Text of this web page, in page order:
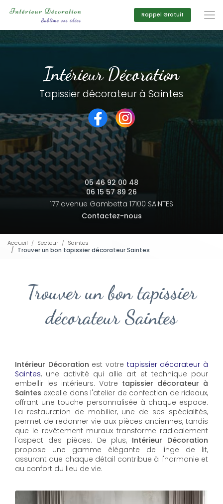
principal
Rappel Gratuit
Intérieur Décoration
Tapissier décorateur à Saintes
05 46 92 00 48
06 15 57 89 26
177 avenue Gambetta 17100 SAINTES
Contactez-nous
Accueil Secteur
Saintes
Trouver un bon tapissier décorateur Saintes
Trouver un bon tapissier
décorateur Saintes
Intérieur Décoration est votre tapissier décorateur à
Saintes, une activité qui allie art et technique pour
embellir les intérieurs. Votre tapissier décorateur à
Saintes excelle dans l'atelier de confection de rideaux,
offrant une touche personnalisée à chaque espace.
La restauration de mobilier, une de ses spécialités,
permet de redonner vie aux pièces anciennes, tandis
que le revêtement muraux transforme radicalement
l'aspect des pièces. De plus, Intérieur Décoration
propose une gamme élégante de linge de lit,
assurant que chaque détail contribue à l'harmonie et
au confort du lieu de vie.